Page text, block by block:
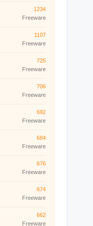
1234
Freeware
1107
Freeware
725
Freeware
706
Freeware
692
Freeware
684
Freeware
676
Freeware
674
Freeware
662
Freeware